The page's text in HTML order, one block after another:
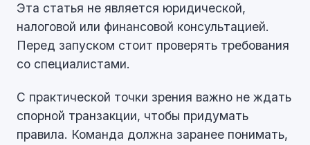
Эта статья не является юридической,
налоговой или финансовой консультацией.
Перед запуском стоит проверять требования
со специалистами.
С практической точки зрения важно не ждать
спорной транзакции, чтобы придумать
правила. Команда должна заранее понимать,